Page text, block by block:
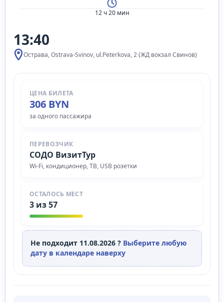
12 ч 20 мин
13:40
Острава, Ostrava-Svinov, ul.Peterkova, 2 (ЖД вокзал Свинов)
ЦЕНА БИЛЕТА
306 BYN
за одного пассажира
ПЕРЕВОЗЧИК
СОДО ВизитТур
Wi‑Fi, кондиционер, ТВ, USB розетки
ОСТАЛОСЬ МЕСТ
3 из 57
Не подходит 11.08.2026 ? Выберите любую
дату в календаре наверху